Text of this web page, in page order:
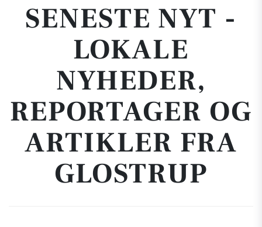
SENESTE NYT -
LOKALE
NYHEDER,
REPORTAGER OG
ARTIKLER FRA
GLOSTRUP